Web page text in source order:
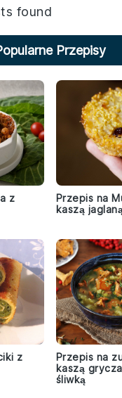
found
Przepisy
z
Przepis na
kaszą
z
Przepis na
kaszą
śliwką